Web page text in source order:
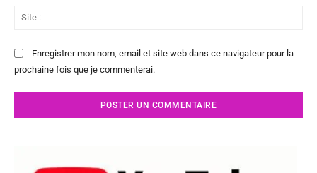
Enregistrer mon nom, email et site web dans ce navigateur pour la
prochaine fois que je commenterai.